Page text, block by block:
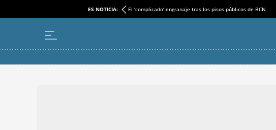
ES NOTICIA: El ‘complicado’ engranaje tras los pisos públicos de BCN